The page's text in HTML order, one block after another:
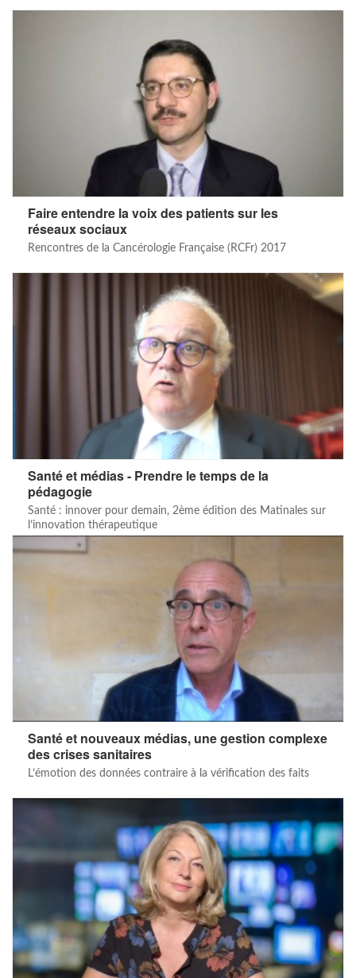
Faire entendre la voix des patients sur les
réseaux sociaux
Rencontres de la Cancérologie Française (RCFr) 2017
Santé et médias - Prendre le temps de la
pédagogie
Santé : innover pour demain, 2ème édition des Matinales sur
l’innovation thérapeutique
Santé et nouveaux médias, une gestion complexe
des crises sanitaires
L’émotion des données contraire à la vérification des faits